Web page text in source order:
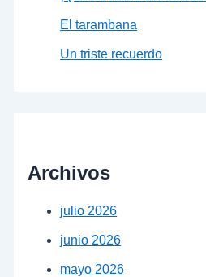
El tarambana
Un triste recuerdo
Archivos
julio 2026
junio 2026
mayo 2026